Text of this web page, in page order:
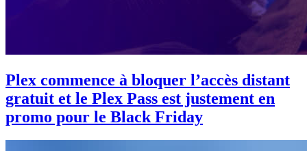
Plex commence à bloquer l’accès distant
gratuit et le Plex Pass est justement en
promo pour le Black Friday